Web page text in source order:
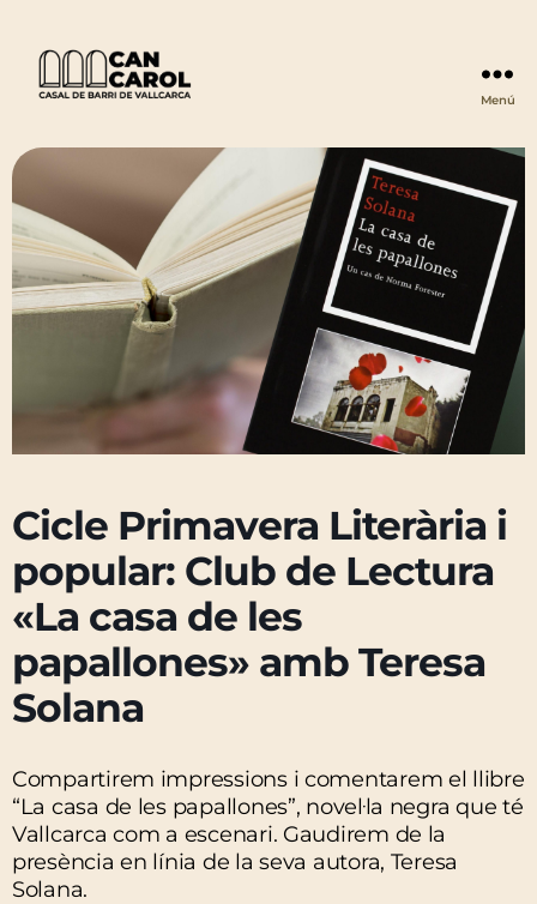
Carol
Menú
Cicle Primavera Literària i
popular: Club de Lectura
«La casa de les
papallones» amb Teresa
Solana
Compartirem impressions i comentarem el llibre
“La casa de les papallones”, novel·la negra que té
Vallcarca com a escenari. Gaudirem de la
presència en línia de la seva autora, Teresa
Solana.